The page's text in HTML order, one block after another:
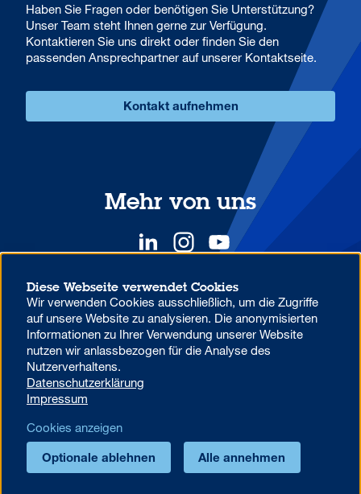
Haben Sie Fragen oder benötigen Sie Unterstützung?
Unser Team steht Ihnen gerne zur Verfügung.
Kontaktieren Sie uns direkt oder finden Sie den
passenden Ansprechpartner auf unserer Kontaktseite.
Kontakt aufnehmen
Mehr von uns
YOUR COMPETITIVE ADVANTAGE.
© 2026 Aareal Bank AG
Datenschutzhinweise zur Verwendung von MS Teams in der
Aareal Bank
Beschwerdemanagement
Foreign Account Tax Compliance Act (FATCA)
Cookie-Einstellungen
Diese Webseite verwendet Cookies
Wir verwenden Cookies ausschließlich, um die Zugriffe
auf unsere Website zu analysieren. Die anonymisierten
Informationen zu Ihrer Verwendung unserer Website
nutzen wir anlassbezogen für die Analyse des
Nutzerverhaltens.
Datenschutzerklärung
Impressum
Cookies anzeigen
Optionale ablehnen Alle annehmen